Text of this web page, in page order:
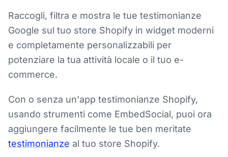
Raccogli, filtra e mostra le tue testimonianze
Google sul tuo store Shopify in widget moderni
e completamente personalizzabili per
potenziare la tua attività locale o il tuo e-
commerce.
Con o senza un'app testimonianze Shopify,
usando strumenti come EmbedSocial, puoi ora
aggiungere facilmente le tue ben meritate
testimonianze al tuo store Shopify.